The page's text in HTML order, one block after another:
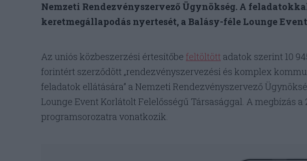
Nemzeti Rendezvényszervező Ügynökség. A
keretmegállapodás nyertesét, a Balásy-féle Lounge
Az uniós közbeszerzési értesítőbe feltöltött adatok szerint 10
forintért szerződött „rendezvényszervezési és komplex
feladatok ellátására” a Nemzeti Rendezvényszervező
Lounge Event Korlátolt Felelősségű Társasággal. A megbízás a
programsorozatra vonatkozik.